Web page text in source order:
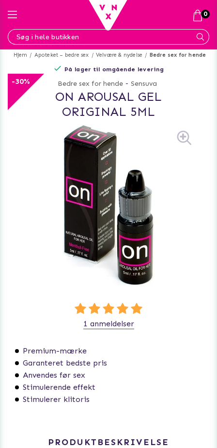
Hjem Apoteket – bedre sex Velvære & nydelse Bedre sex for hende
På lager til omgående levering
-30% Bedre sex for hende - Sensuva
ON AROUSAL GEL
ORIGINAL 5ML
Premium-mærke
Garanteret bedste pris
Anvendes før sex
Stimulerende effekt
Stimulerer klitoris
1 anmeldelser
PRODUKTBESKRIVELSE
0